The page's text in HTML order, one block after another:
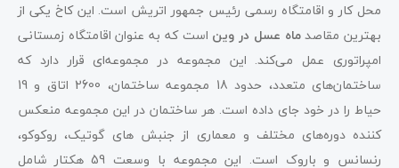
محل کار و اقامتگاه رسمی رئیس جمهور اتریش است. این کاخ یکی از
بهترین مقاصدماه عسل در وین است که به عنوان اقامتگاه زمستانی
امپراتوری عمل می‌کند. این مجموعه در مجموعه‌ای قرار دارد که
ساختمان‌های متعدد، حدود 18 مجموعه ساختمان، 2600 اتاق و 19
حیاط را در خود جای داده است. هر ساختمان در این مجموعه منعکس
کننده دوره‌های مختلف و معماری از جنبش های گوتیک، روکوکو،
رنسانس و باروک است. این مجموعه با وسعت 59 هکتار شامل